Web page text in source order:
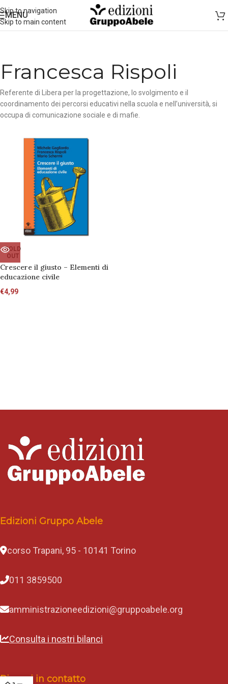
Skip to navigation
Skip to main content
MENU
Francesca Rispoli
Referente di Libera per la progettazione, lo svolgimento e il
coordinamento dei percorsi educativi nella scuola e nell’università, si
occupa di comunicazione sociale e di mafie.
SOLD
OUT
Crescere il giusto – Elementi di
educazione civile
€4,99
Edizioni Gruppo Abele
corso Trapani, 95 - 10141 Torino
011 3859500
amministrazioneedizioni@gruppoabele.org
Consulta i nostri bilanci
Rimani in contatto